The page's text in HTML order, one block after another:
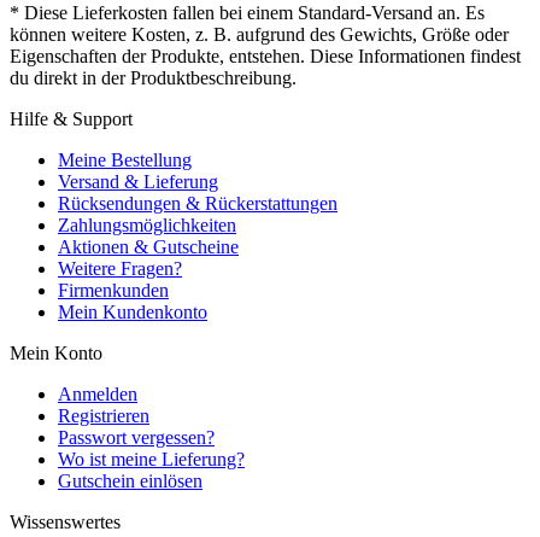
* Diese Lieferkosten fallen bei einem Standard-Versand an. Es
können weitere Kosten, z. B. aufgrund des Gewichts, Größe oder
Eigenschaften der Produkte, entstehen. Diese Informationen findest
du direkt in der Produktbeschreibung.
Hilfe & Support
Meine Bestellung
Versand & Lieferung
Rücksendungen & Rückerstattungen
Zahlungsmöglichkeiten
Aktionen & Gutscheine
Weitere Fragen?
Firmenkunden
Mein Kundenkonto
Mein Konto
Anmelden
Registrieren
Passwort vergessen?
Wo ist meine Lieferung?
Gutschein einlösen
Wissenswertes